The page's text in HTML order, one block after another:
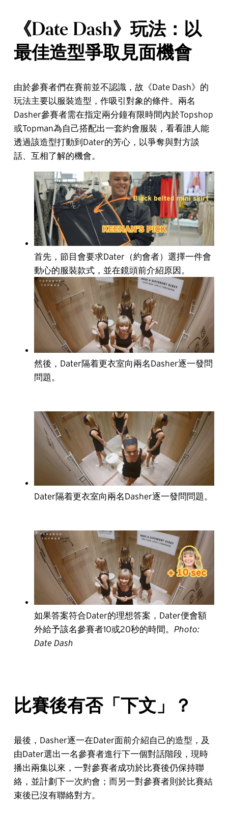
《Date Dash》玩法：以
最佳造型爭取見面機會
由於參賽者們在賽前並不認識，故《Date Dash》的
玩法主要以服裝造型，作吸引對象的條件。兩名
Dasher參賽者需在指定兩分鐘有限時間內於Topshop
或Topman為自己搭配出一套約會服裝，看看誰人能
透過該造型打動到Dater的芳心，以爭奪與對方談
話、互相了解的機會。
首先，節目會要求Dater（約會者）選擇一件會
動心的服裝款式，並在鏡頭前介紹原因。
然後，Dater隔着更衣室向兩名Dasher逐一發問
問題。
Dater隔着更衣室向兩名Dasher逐一發問問題。
如果答案符合Dater的理想答案，Dater便會額
外給予該名參賽者10或20秒的時間。 Photo:
Date Dash
比賽後有否「下文」？
最後，Dasher逐一在Dater面前介紹自己的造型，及
由Dater選出一名參賽者進行下一個對話階段，現時
播出兩集以來，一對參賽者成功於比賽後仍保持聯
絡，並計劃下一次約會；而另一對參賽者則於比賽結
束後已沒有聯絡對方。